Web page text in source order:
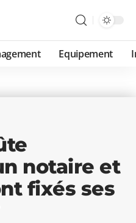
Equipement
notaire et
fixés ses